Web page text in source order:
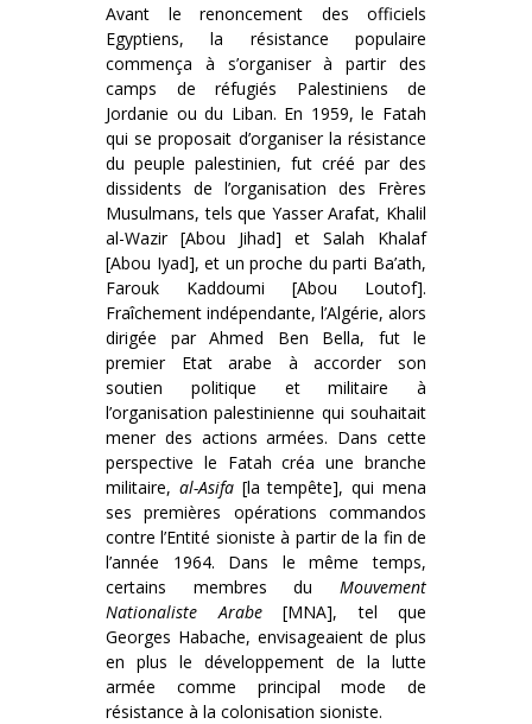
Avant le renoncement des officiels
Egyptiens, la résistance populaire
commença à s’organiser à partir des
camps de réfugiés Palestiniens de
Jordanie ou du Liban. En 1959, le Fatah
qui se proposait d’organiser la résistance
du peuple palestinien, fut créé par des
dissidents de l’organisation des Frères
Musulmans, tels que Yasser Arafat, Khalil
al-Wazir [Abou Jihad] et Salah Khalaf
[Abou Iyad], et un proche du parti Ba’ath,
Farouk Kaddoumi [Abou Loutof].
Fraîchement indépendante, l’Algérie, alors
dirigée par Ahmed Ben Bella, fut le
premier Etat arabe à accorder son
soutien politique et militaire à
l’organisation palestinienne qui souhaitait
mener des actions armées. Dans cette
perspective le Fatah créa une branche
militaire, al-Asifa [la tempête], qui mena
ses premières opérations commandos
contre l’Entité sioniste à partir de la fin de
l’année 1964. Dans le même temps,
certains membres du Mouvement
Nationaliste Arabe [MNA], tel que
Georges Habache, envisageaient de plus
en plus le développement de la lutte
armée comme principal mode de
résistance à la colonisation sioniste.